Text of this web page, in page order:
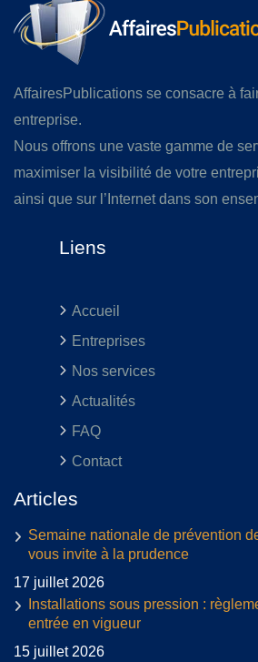
AffairesPublications se consacre à
entreprise.
Nous offrons une vaste gamme de
maximiser la visibilité de votre
ainsi que sur l’Internet dans son
Liens
Accueil
Entreprises
Nos services
Actualités
FAQ
Contact
Articles
Semaine nationale de prévention
vous invite à la prudence
17 juillet 2026
Installations sous pression :
entrée en vigueur
15 juillet 2026